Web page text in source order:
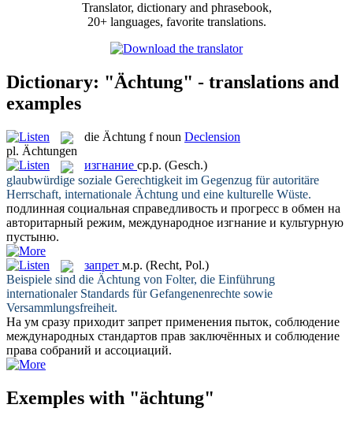
Translator, dictionary and phrasebook,
20+ languages, favorite translations.
Dictionary: "Ächtung" - translations and
examples
die Ächtung f noun Declension
pl. Ächtungen
изгнание ср.р. (Gesch.)
glaubwürdige soziale Gerechtigkeit im Gegenzug für autoritäre
Herrschaft, internationale Ächtung und eine kulturelle Wüste.
подлинная социальная справедливость и прогресс в обмен на
авторитарный режим, международное изгнание и культурную
пустыню.
запрет м.р. (Recht, Pol.)
Beispiele sind die Ächtung von Folter, die Einführung
internationaler Standards für Gefangenenrechte sowie
Versammlungsfreiheit.
На ум сразу приходит запрет применения пыток, соблюдение
международных стандартов прав заключённых и соблюдение
права собраний и ассоциаций.
Exemples with "ächtung"